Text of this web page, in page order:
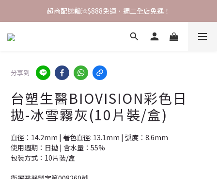
註冊領 $200 配送金💰，完成首購即可升級 VIP！
超商配送🛍️滿$888免運．週二全店免運！
✨ VIP會員專屬優惠 ✨【全店商品 再享9折】
分享到
台塑生醫BIOVISION彩色日
拋-冰雪霧灰(10片裝/盒)
直徑：14.2mm | 著色直徑: 13.1mm | 弧度：8.6mm
使用週期：日拋 | 含水量：55%
包裝方式：10片裝/盒